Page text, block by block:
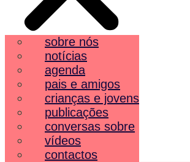
sobre nós
notícias
agenda
pais e amigos
crianças e jovens
publicações
conversas sobre
vídeos
contactos